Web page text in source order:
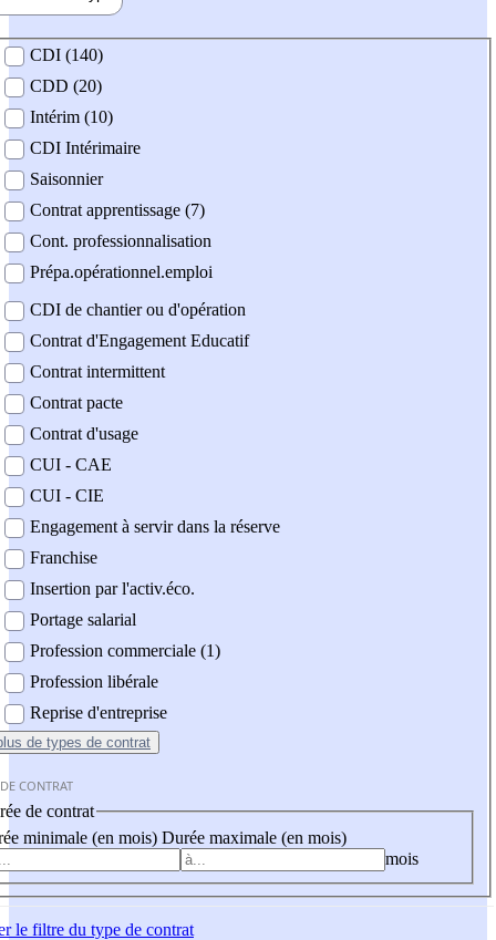
contrat
CDI (140)
CDD (20)
Intérim (10)
CDI Intérimaire
Saisonnier
Contrat apprentissage (7)
Cont. professionnalisation
Prépa.opérationnel.emploi
CDI de chantier ou d'opération
Contrat d'Engagement Educatif
Contrat intermittent
Contrat pacte
Contrat d'usage
CUI - CAE
CUI - CIE
Engagement à servir dans la réserve
Franchise
Insertion par l'activ.éco.
Portage salarial
Profession commerciale (1)
Profession libérale
Reprise d'entreprise
de types de contrat
CONTRAT
de contrat
minimale (en mois) Durée maximale (en mois)
mois
le filtre du type de contrat